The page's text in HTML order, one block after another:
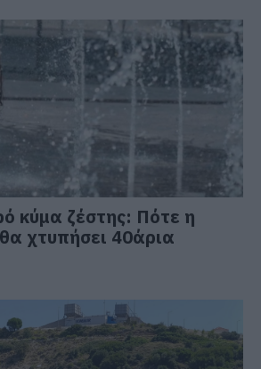
κύμα ζέστης: Πότε η
χτυπήσει 40άρια